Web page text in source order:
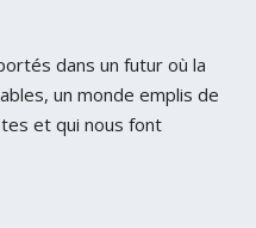
dans un futur où la
un monde emplis de
et qui nous font